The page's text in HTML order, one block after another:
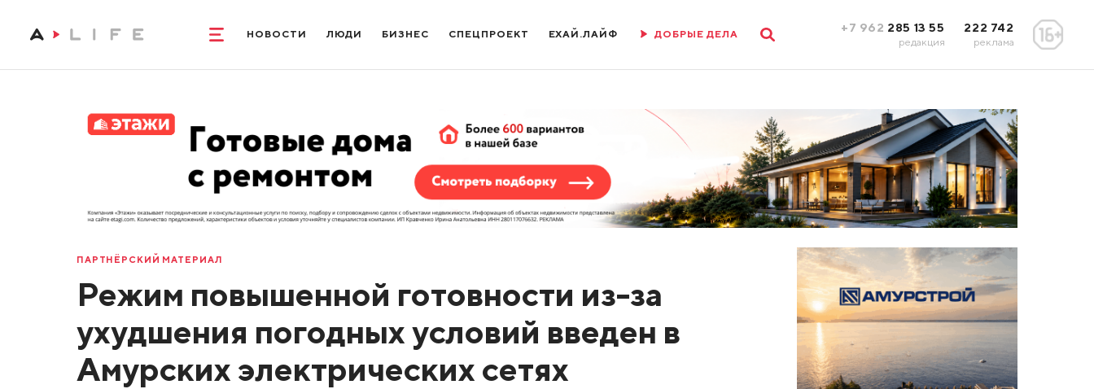
НОВОСТИ ЛЮДИ БИЗНЕС СПЕЦПРОЕКТ ЕХАЙ.ЛАЙФ ДОБРЫЕ ДЕЛА +7 962 285 13 55
редакция
222 742
реклама
ПАРТНЁРСКИЙ МАТЕРИАЛ
Режим повышенной готовности из-за
ухудшения погодных условий введен в
Амурских электрических сетях